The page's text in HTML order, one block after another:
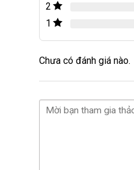
2
1
Chưa có đánh giá nào.